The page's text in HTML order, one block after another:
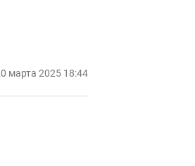
марта 2025 18:44